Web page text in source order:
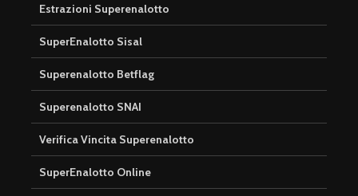
Estrazioni Superenalotto
SuperEnalotto Sisal
Superenalotto Betflag
Superenalotto SNAI
Verifica Vincita Superenalotto
SuperEnalotto Online